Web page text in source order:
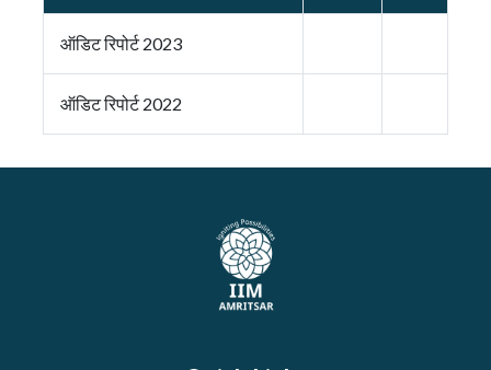
ऑडिट रिपोर्ट 2023
ऑडिट रिपोर्ट 2022